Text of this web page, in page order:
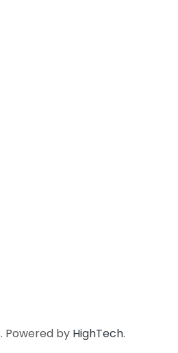
Powered by HighTech.